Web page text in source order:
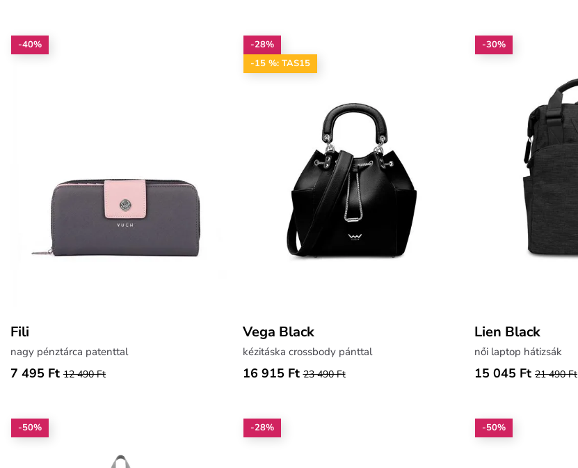
-40%
Fili
nagy pénztárca patenttal
7 495 Ft 12 490 Ft
-28%
-15 %: TAS15
Vega Black
kézitáska crossbody pánttal
16 915 Ft 23 490 Ft
-30%
Lien Black
női laptop hátizsák
15 045 Ft 21 490 Ft
-50% -28% -50%